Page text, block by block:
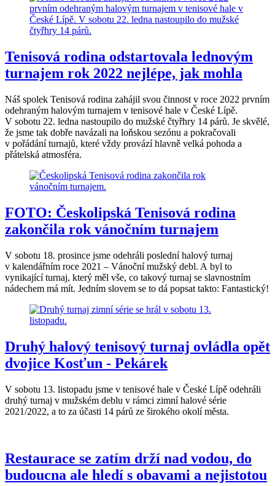
Tenisová rodina odstartovala lednovým
turnajem rok 2022 nejlépe, jak mohla
Náš spolek Tenisová rodina zahájil svou činnost v roce 2022 prvním
odehraným halovým turnajem v tenisové hale v České Lípě.
V sobotu 22. ledna nastoupilo do mužské čtyřhry 14 párů. Je skvělé,
že jsme tak dobře navázali na loňskou sezónu a pokračovali
v pořádání turnajů, které vždy provází hlavně velká pohoda a
přátelská atmosféra.
FOTO: Českolipská Tenisová rodina
zakončila rok vánočním turnajem
V sobotu 18. prosince jsme odehráli poslední halový turnaj
v kalendářním roce 2021 – Vánoční mužský debl. A byl to
vynikající turnaj, který měl vše, co takový turnaj se slavnostním
nádechem má mít. Jedním slovem se to dá popsat takto: Fantastický!
Druhý halový tenisový turnaj ovládla opět
dvojice Kosťun - Pekárek
V sobotu 13. listopadu jsme v tenisové hale v České Lípě odehráli
druhý turnaj v mužském deblu v rámci zimní halové série
2021/2022, a to za účasti 14 párů ze širokého okolí města.
Restaurace se zatím drží nad vodou, do
budoucna ale hledí s obavami a nejistotou